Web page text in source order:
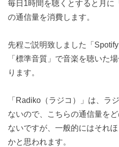
毎日1時間を聴くとすると月に
の通信量を消費します。
先程ご説明致しました「
「標準音質」で音楽を聴いた
ります。
「Radiko（ラジコ）」は、ラ
ないので、こちらの通信量を
ないですが、一般的にはそれ
かと思われます。